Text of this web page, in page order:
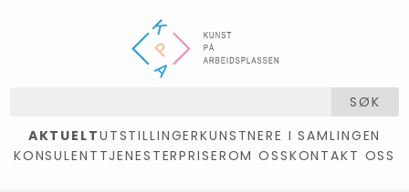
SØK
AKTUELTUTSTILLINGERKUNSTNERE I SAMLINGEN
KONSULENTTJENESTERPRISEROM OSSKONTAKT OSS